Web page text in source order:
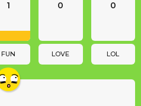
1
FUN
0
LOVE
0
LOL